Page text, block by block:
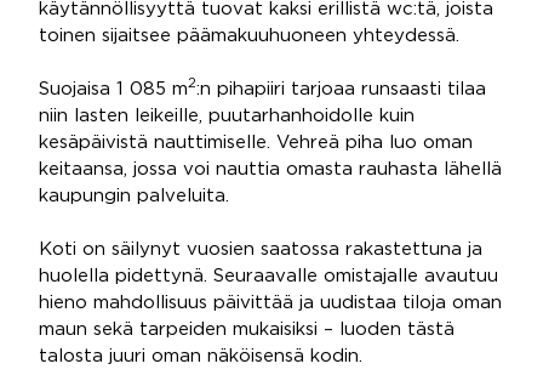
käytännöllisyyttä tuovat kaksi erillistä wc:tä, joista
toinen sijaitsee päämakuuhuoneen yhteydessä.
Suojaisa 1 085 m2:n pihapiiri tarjoaa runsaasti tilaa
niin lasten leikeille, puutarhanhoidolle kuin
kesäpäivistä nauttimiselle. Vehreä piha luo oman
keitaansa, jossa voi nauttia omasta rauhasta lähellä
kaupungin palveluita.
Koti on säilynyt vuosien saatossa rakastettuna ja
huolella pidettynä. Seuraavalle omistajalle avautuu
hieno mahdollisuus päivittää ja uudistaa tiloja oman
maun sekä tarpeiden mukaisiksi – luoden tästä
talosta juuri oman näköisensä kodin.